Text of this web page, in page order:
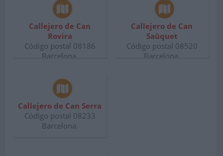
Callejero de Can
Rovira
Código postal 08186
Barcelona.
Callejero de Can
Saüquet
Código postal 08520
Barcelona.
Callejero de Can Serra
Código postal 08233
Barcelona.